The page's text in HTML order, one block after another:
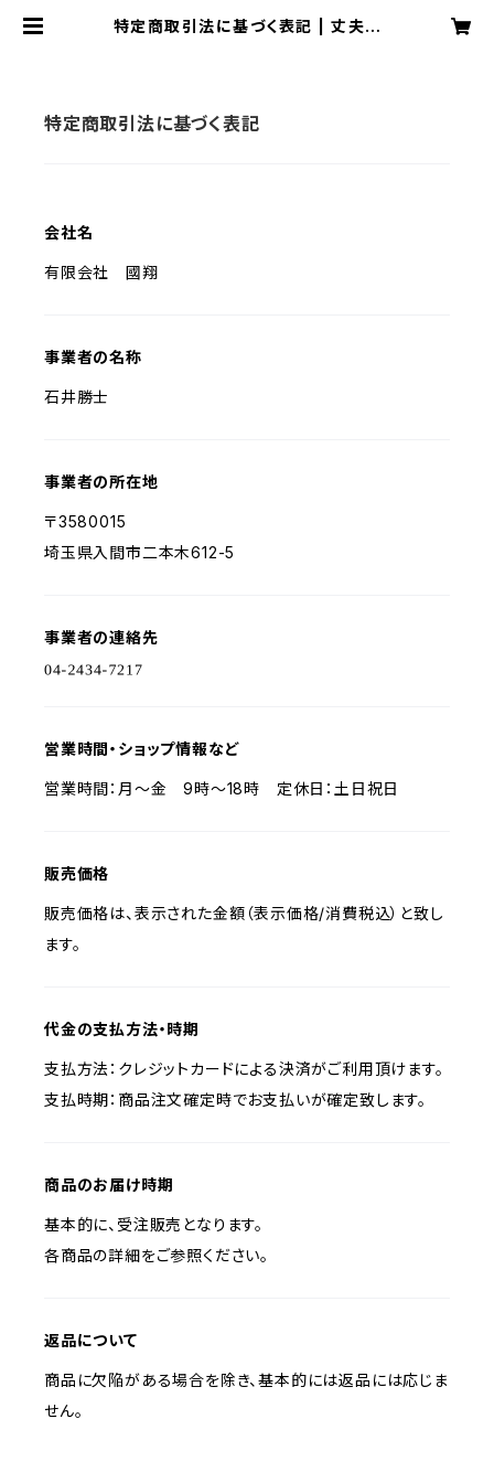
特定商取引法に基づく表記 | 丈夫で
特定商取引法に基づく表記
会社名
有限会社 國翔
事業者の名称
石井勝士
事業者の所在地
〒3580015
埼玉県入間市二本木612-5
事業者の連絡先
営業時間・ショップ情報など
営業時間：月～金 9時～18時 定休日：土日祝日
販売価格
販売価格は、表示された金額（表示価格/消費税込）と致し
ます。
代金の支払方法・時期
支払方法：クレジットカードによる決済がご利用頂けます。
支払時期：商品注文確定時でお支払いが確定致します。
商品のお届け時期
基本的に、受注販売となります。
各商品の詳細をご参照ください。
返品について
商品に欠陥がある場合を除き、基本的には返品には応じま
せん。